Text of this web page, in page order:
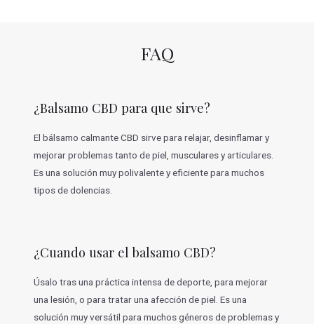
i
o
e
s
FAQ
¿Balsamo CBD para que sirve?
El bálsamo calmante CBD sirve para relajar, desinflamar y
mejorar problemas tanto de piel, musculares y articulares.
Es una solución muy polivalente y eficiente para muchos
tipos de dolencias.
¿Cuando usar el balsamo CBD?
Úsalo tras una práctica intensa de deporte, para mejorar
una lesión, o para tratar una afección de piel. Es una
solución muy versátil para muchos géneros de problemas y